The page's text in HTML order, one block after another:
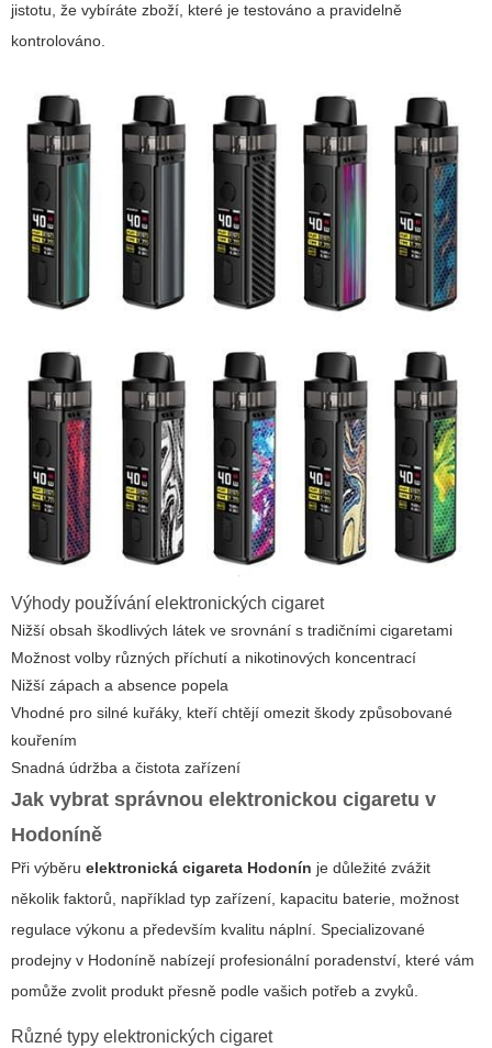
jistotu, že vybíráte zboží, které je testováno a pravidelně
kontrolováno.
Výhody používání elektronických cigaret
Nižší obsah škodlivých látek ve srovnání s tradičními cigaretami
Možnost volby různých příchutí a nikotinových koncentrací
Nižší zápach a absence popela
Vhodné pro silné kuřáky, kteří chtějí omezit škody způsobované
kouřením
Snadná údržba a čistota zařízení
Jak vybrat správnou elektronickou cigaretu v
Hodoníně
Při výběru elektronická cigareta Hodonín je důležité zvážit
několik faktorů, například typ zařízení, kapacitu baterie, možnost
regulace výkonu a především kvalitu náplní. Specializované
prodejny v Hodoníně nabízejí profesionální poradenství, které vám
pomůže zvolit produkt přesně podle vašich potřeb a zvyků.
Různé typy elektronických cigaret